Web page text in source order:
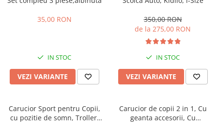
35,00 RON
IN STOC
VEZI VARIANTE
350,00 RON
de la 275,00 RON
IN STOC
VEZI VARIANTE
Carucior Sport pentru Copii,
cu pozitie de somn, Troller,
Carucior de copii 2 in 1, Cu
geanta accesorii, Cu